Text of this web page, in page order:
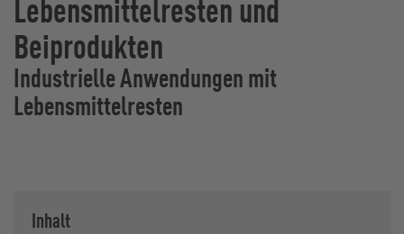
Lebensmittelresten und
Beiprodukten
Industrielle Anwendungen mit
Lebensmittelresten
Inhalt